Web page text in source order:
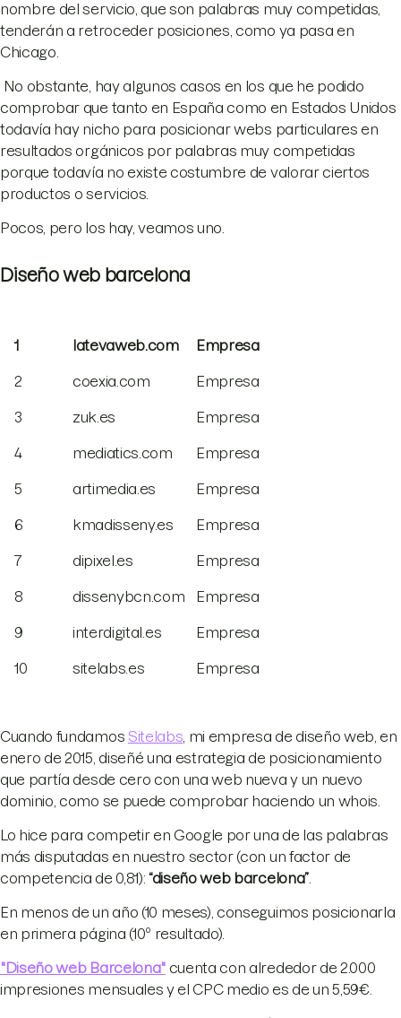
nombre del servicio, que son palabras muy competidas,
tenderán a retroceder posiciones, como ya pasa en
Chicago.
No obstante, hay algunos casos en los que he podido
comprobar que tanto en España como en Estados Unidos
todavía hay nicho para posicionar webs particulares en
resultados orgánicos por palabras muy competidas
porque todavía no existe costumbre de valorar ciertos
productos o servicios.
Pocos, pero los hay, veamos uno.
Diseño web barcelona
1 latevaweb.com Empresa
2 coexia.com Empresa
3 zuk.es Empresa
4 mediatics.com Empresa
5 artimedia.es Empresa
6 kmadisseny.es Empresa
7 dipixel.es Empresa
8 dissenybcn.com Empresa
9 interdigital.es Empresa
10 sitelabs.es Empresa
Cuando fundamos Sitelabs , mi empresa de diseño web, en
enero de 2015, diseñé una estrategia de posicionamiento
que partía desde cero con una web nueva y un nuevo
dominio, como se puede comprobar haciendo un whois.
Lo hice para competir en Google por una de las palabras
más disputadas en nuestro sector (con un factor de
competencia de 0,81): “diseño web barcelona”.
En menos de un año (10 meses), conseguimos posicionarla
en primera página (10º resultado).
"Diseño web Barcelona"cuenta con alrededor de 2.000
impresiones mensuales y el CPC medio es de un 5,59€.